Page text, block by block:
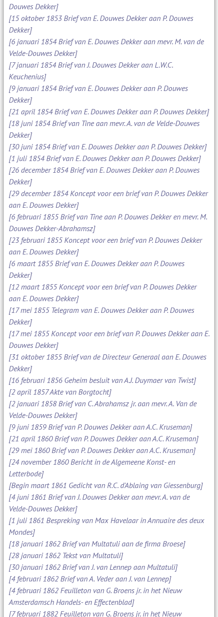
Douwes Dekker]
[15 oktober 1853 Brief van E. Douwes Dekker aan P. Douwes
Dekker]
[6 januari 1854 Brief van E. Douwes Dekker aan mevr. M. van de
Velde-Douwes Dekker]
[7 januari 1854 Brief van J. Douwes Dekker aan L.W.C.
Keuchenius]
[9 januari 1854 Brief van E. Douwes Dekker aan P. Douwes
Dekker]
[21 april 1854 Brief van E. Douwes Dekker aan P. Douwes Dekker]
[18 juni 1854 Brief van Tine aan mevr. A. van de Velde-Douwes
Dekker]
[30 juni 1854 Brief van E. Douwes Dekker aan P. Douwes Dekker]
[1 juli 1854 Brief van E. Douwes Dekker aan P. Douwes Dekker]
[26 december 1854 Brief van E. Douwes Dekker aan P. Douwes
Dekker]
[29 december 1854 Koncept voor een brief van P. Douwes Dekker
aan E. Douwes Dekker]
[6 februari 1855 Brief van Tine aan P. Douwes Dekker en mevr. M.
Douwes Dekker-Abrahamsz]
[23 februari 1855 Koncept voor een brief van P. Douwes Dekker
aan E. Douwes Dekker]
[6 maart 1855 Brief van E. Douwes Dekker aan P. Douwes
Dekker]
[12 maart 1855 Koncept voor een brief van P. Douwes Dekker
aan E. Douwes Dekker]
[17 mei 1855 Telegram van E. Douwes Dekker aan P. Douwes
Dekker]
[17 mei 1855 Koncept voor een brief van P. Douwes Dekker aan E.
Douwes Dekker]
[31 oktober 1855 Brief van de Directeur Generaal aan E. Douwes
Dekker]
[16 februari 1856 Geheim besluit van A.J. Duymaer van Twist]
[2 april 1857 Akte van Borgtocht]
[2 januari 1858 Brief van C. Abrahamsz jr. aan mevr. A. Van de
Velde-Douwes Dekker]
[9 juni 1859 Brief van P. Douwes Dekker aan A.C. Kruseman]
[21 april 1860 Brief van P. Douwes Dekker aan A.C. Kruseman]
[29 mei 1860 Brief van P. Douwes Dekker aan A.C. Kruseman]
[24 november 1860 Bericht in de Algemeene Konst- en
Letterbode]
[Begin maart 1861 Gedicht van R.C. d'Ablaing van Giessenburg]
[4 juni 1861 Brief van J. Douwes Dekker aan mevr. A. van de
Velde-Douwes Dekker]
[1 juli 1861 Bespreking van Max Havelaar in Annuaire des deux
Mondes]
[18 januari 1862 Brief van Multatuli aan de firma Broese]
[28 januari 1862 Tekst van Multatuli]
[30 januari 1862 Brief van J. van Lennep aan Multatuli]
[4 februari 1862 Brief van A. Veder aan J. van Lennep]
[4 februari 1862 Feuilleton van G. Broens jr. in het Nieuw
Amsterdamsch Handels- en Effectenblad]
[7 februari 1882 Feuilleton van G. Broens jr. in het Nieuw